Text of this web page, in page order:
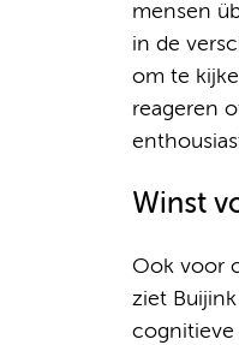
mensen
in de
om te
reageren
Winst
Ook voor
ziet
cognitieve